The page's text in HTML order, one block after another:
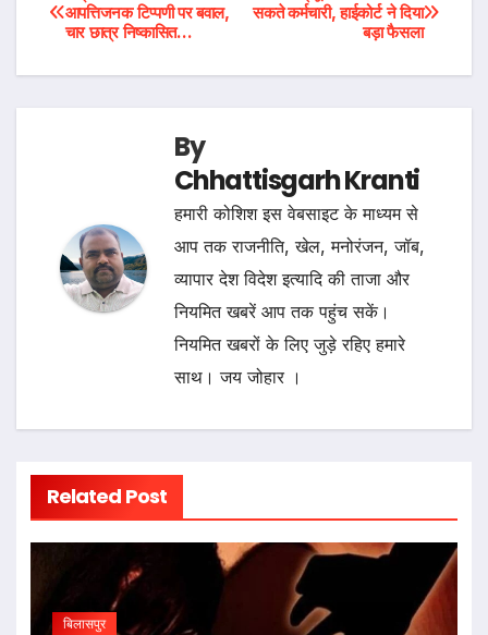
navigation
सकते कर्मचारी, हाईकोर्ट ने दिया
बड़ा फैसला
आपत्तिजनक टिप्पणी पर बवाल,
चार छात्र निष्कासित…
By
Chhattisgarh Kranti
हमारी कोशिश इस वेबसाइट के माध्यम से
आप तक राजनीति, खेल, मनोरंजन, जॉब,
व्यापार देश विदेश इत्यादि की ताजा और
नियमित खबरें आप तक पहुंच सकें।
नियमित खबरों के लिए जुड़े रहिए हमारे
साथ। जय जोहार ।
Related Post
बिलासपुर